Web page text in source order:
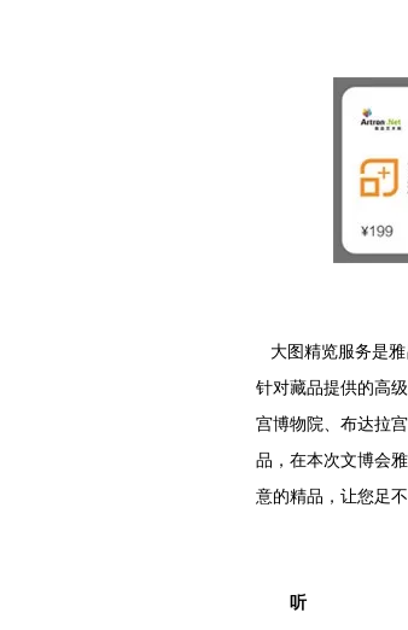
大图精览服务是雅
针对藏品提供的高
宫博物院、布达拉
品，在本次文博会
意的精品，让您足
听